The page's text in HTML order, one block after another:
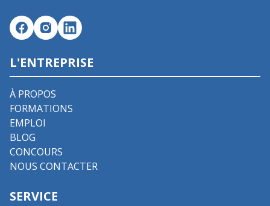
L'ENTREPRISE
À PROPOS
FORMATIONS
EMPLOI
BLOG
CONCOURS
NOUS CONTACTER
SERVICE